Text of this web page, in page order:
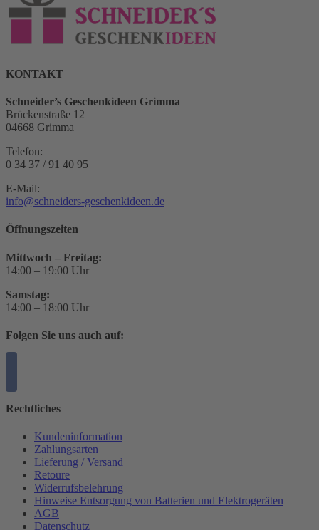
KONTAKT
Schneider’s Geschenkideen Grimma
Brückenstraße 12
04668 Grimma
Telefon:
0 34 37 / 91 40 95
E-Mail:
info@schneiders-geschenkideen.de
Öffnungszeiten
Mittwoch – Freitag:
14:00 – 19:00 Uhr
Samstag:
14:00 – 18:00 Uhr
Folgen Sie uns auch auf:
Rechtliches
Kundeninformation
Zahlungsarten
Lieferung / Versand
Retoure
Widerrufsbelehrung
Hinweise Entsorgung von Batterien und Elektrogeräten
AGB
Datenschutz